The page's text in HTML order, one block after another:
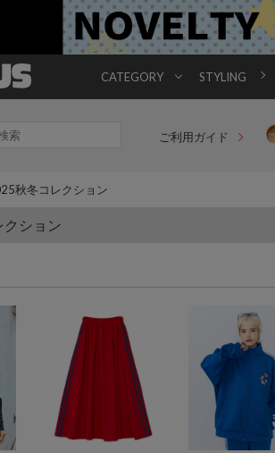
CATEGORY STYLING
ご利用ガイド
秋冬コレクション
クション